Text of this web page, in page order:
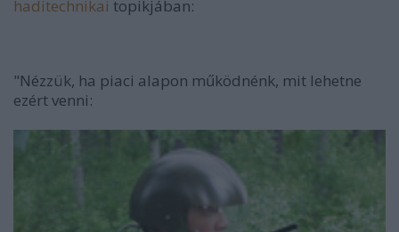
haditechnikai topikjában:
"Nézzük, ha piaci alapon működnénk, mit lehetne
ezért venni: